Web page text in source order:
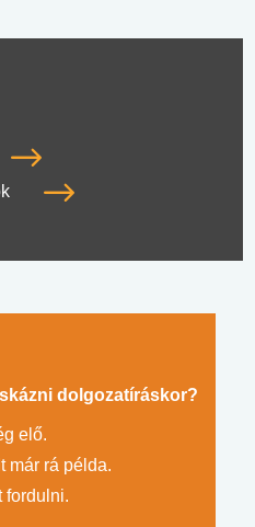
dolgozatíráskor?
elő.
már rá példa.
fordulni.